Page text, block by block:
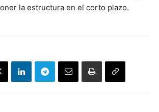
la estructura en el corto plazo.